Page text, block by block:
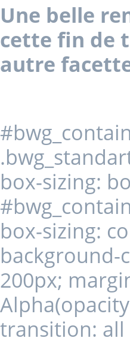
Une belle
cette fin de
autre
box-sizing:
box-sizing:
background-
200px;
transition: all